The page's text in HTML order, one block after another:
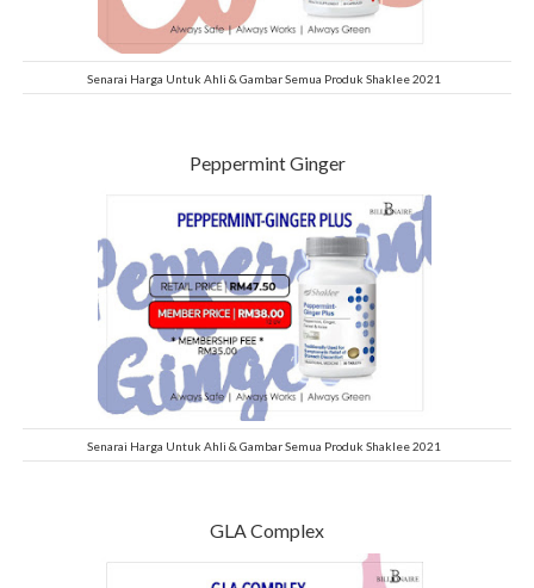
Senarai Harga Untuk Ahli & Gambar Semua Produk Shaklee 2021
Peppermint Ginger
Senarai Harga Untuk Ahli & Gambar Semua Produk Shaklee 2021
GLA Complex